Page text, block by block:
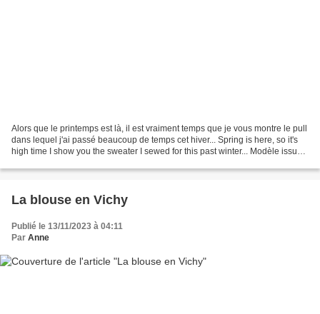
Alors que le printemps est là, il est vraiment temps que je vous montre le pull
dans lequel j'ai passé beaucoup de temps cet hiver... Spring is here, so it's
high time I show you the sweater I sewed for this past winter... Modèle issu
La blouse en Vichy
Publié le 13/11/2023 à 04:11
Par Anne